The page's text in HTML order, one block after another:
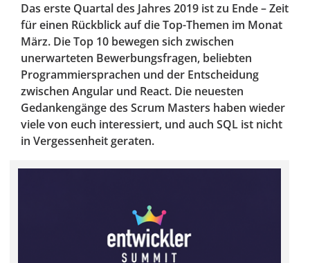
Das erste Quartal des Jahres 2019 ist zu Ende – Zeit
für einen Rückblick auf die Top-Themen im Monat
März. Die Top 10 bewegen sich zwischen
unerwarteten Bewerbungsfragen, beliebten
Programmiersprachen und der Entscheidung
zwischen Angular und React. Die neuesten
Gedankengänge des Scrum Masters haben wieder
viele von euch interessiert, und auch SQL ist nicht
in Vergessenheit geraten.